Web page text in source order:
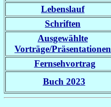
Lebenslauf
Schriften
Ausgewählte
Vorträge/Präsentationen
Fernsehvortrag
Buch 2023